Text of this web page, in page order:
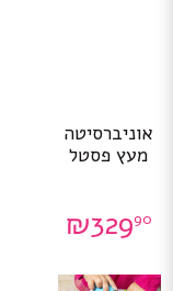
אוניברסיטה
מעץ פסטל
₪32990